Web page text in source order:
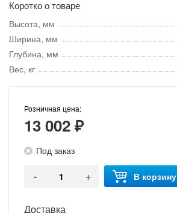
Коротко о товаре
Высота, мм
Ширина, мм
Глубина, мм
Вес, кг
Розничная цена:
13 002 ₽
Под заказ
- + В корзину
Доставка